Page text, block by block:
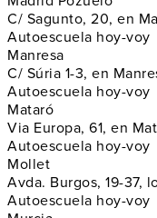
C/ Sagunto, 20, en
Autoescuela hoy-voy
Manresa
C/ Súria 1-3, en
Autoescuela hoy-voy
Mataró
Via Europa, 61, en
Autoescuela hoy-voy
Mollet
Avda. Burgos, 19-37,
Autoescuela hoy-voy